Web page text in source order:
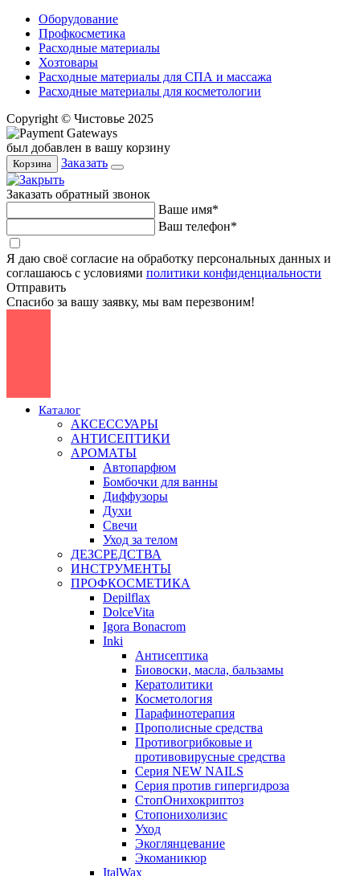
Оборудование
Профкосметика
Расходные материалы
Хозтовары
Расходные материалы для СПА и массажа
Расходные материалы для косметологии
Copyright © Чистовье 2025
был добавлен в вашу корзину
Корзина Заказать
Заказать обратный звонок
Ваше имя*
Ваш телефон*
Я даю своё согласие на обработку персональных данных и
соглашаюсь с условиями политики конфиденциальности
Отправить
Спасибо за вашу заявку, мы вам перезвоним!
Каталог
АКСЕССУАРЫ
АНТИСЕПТИКИ
АРОМАТЫ
Автопарфюм
Бомбочки для ванны
Диффузоры
Духи
Свечи
Уход за телом
ДЕЗСРЕДСТВА
ИНСТРУМЕНТЫ
ПРОФКОСМЕТИКА
Depilflax
DolceVita
Igora Bonacrom
Inki
Антисептика
Биовоски, масла, бальзамы
Кератолитики
Косметология
Парафинотерапия
Прополисные средства
Противогрибковые и
противовирусные средства
Серия NEW NAILS
Серия против гипергидроза
СтопОнихокриптоз
Стопонихолизис
Уход
Экоглянцевание
Экоманикюр
ItalWax